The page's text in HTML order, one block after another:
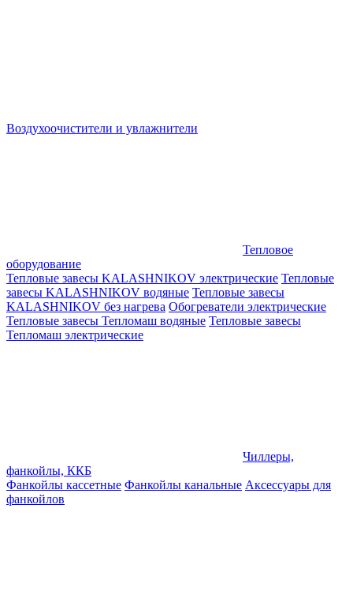
Воздухоочистители и увлажнители
Тепловое
оборудование
Тепловые завесы KALASHNIKOV электрические Тепловые
завесы KALASHNIKOV водяные Тепловые завесы
KALASHNIKOV без нагрева Обогреватели электрические
Тепловые завесы Тепломаш водяные Тепловые завесы
Тепломаш электрические
Чиллеры,
фанкойлы, ККБ
Фанкойлы кассетные Фанкойлы канальные Аксессуары для
фанкойлов